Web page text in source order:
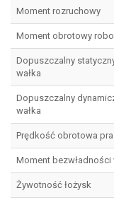
Moment rozruchowy
Moment obrotowy
Dopuszczalny
wałka
Dopuszczalny
wałka
Prędkość obrotowa
Moment bezwładności
Żywotność łożysk